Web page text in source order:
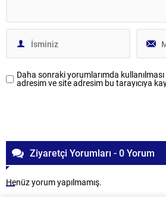
Daha sonraki yorumlarımda
adresim ve site adresim bu tarayıcıya
Ziyaretçi Yorumları - 0 Yorum
Henüz yorum yapılmamış.